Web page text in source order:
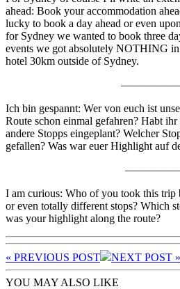
ahead: Book your accommodation
lucky to book a day ahead or even
for Sydney we wanted to book three
events we got absolutely NOTHING
hotel 30km outside of Sydney.
Ich bin gespannt: Wer von euch ist
Route schon einmal gefahren? Habt
andere Stopps eingeplant? Welcher
gefallen? Was war euer Highlight auf
I am curious: Who of you took this
or even totally different stops? Which
was your highlight along the route?
« PREVIOUS POST NEXT POST »
YOU MAY ALSO LIKE